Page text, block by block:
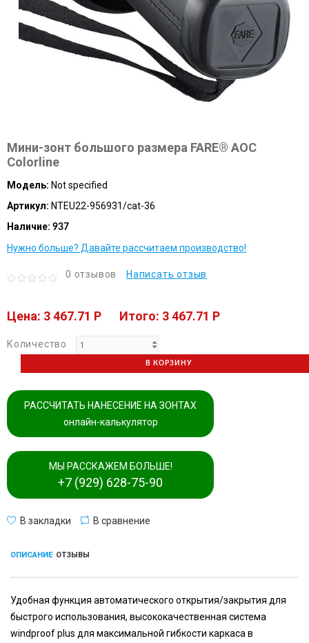
Мини-зонт большого размера FARE® AOC
Colorline
Модель: Not specified
Артикул: NTEU22-956931/cat-36
Наличие: 937
Нужно больше? Давайте рассчитаем производство!
0 отзывов Написать отзыв
Цена: 3 467.71 P Итого: 3 467.71 P
Количество
В КОРЗИНУ
РАССЧИТАТЬ НАНЕСЕНИЕ НА ЗОНТАХ
онлайн-калькулятор
МЫ РАССКАЖЕМ БОЛЬШЕ!
+7 (929) 628-75-90
В закладки В сравнение
ОПИСАНИЕ ОТЗЫВЫ
Удобная функция автоматического открытия/закрытия для
быстрого использования, высококачественная система
windproof plus для максимальной гибкости каркаса в